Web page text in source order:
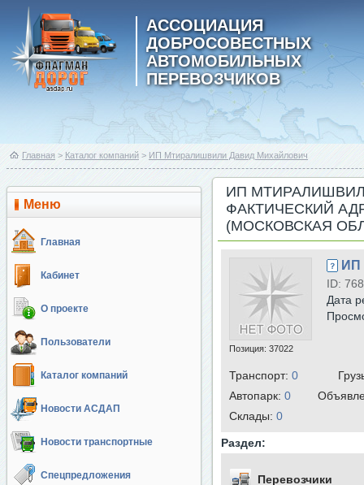
АССОЦИАЦИЯ
ДОБРОСОВЕСТНЫХ
АВТОМОБИЛЬНЫХ
ПЕРЕВОЗЧИКОВ
Главная > Каталог компаний > ИП Мтиралишвили Давид Михайлович
Меню
Главная
Кабинет
О проекте
Пользователи
Каталог компаний
Новости АСДАП
Новости транспортные
Спецпредложения
ИП
ФАКТИЧЕСКИЙ
(МОСКОВСКАЯ
Позиция: 37022
ИП
ID: 768
Дата
Транспорт: 0
Автопарк: 0
Cклады: 0
Раздел:
Перевозчики